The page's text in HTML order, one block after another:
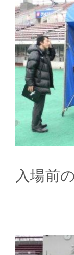
入場前